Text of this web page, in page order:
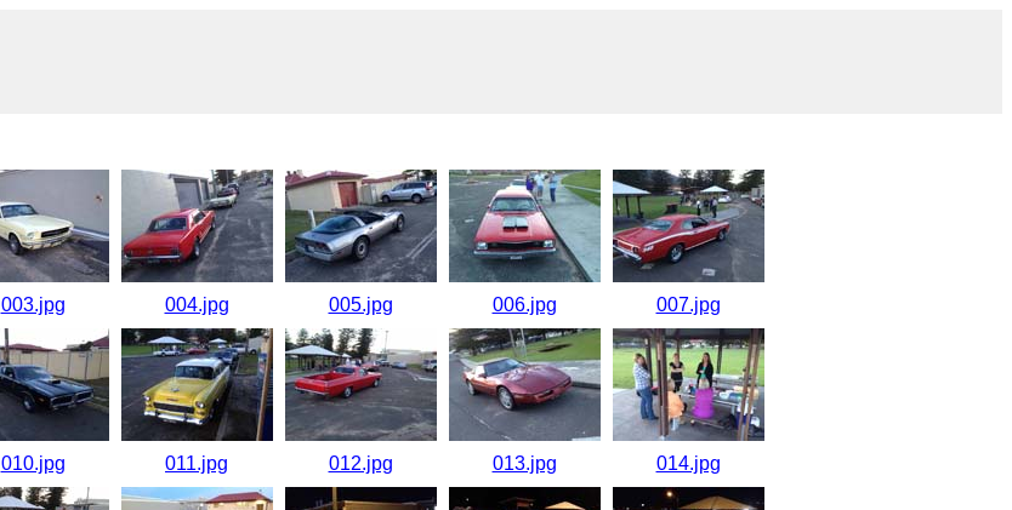
003.jpg 004.jpg 005.jpg 006.jpg 007.jpg
010.jpg 011.jpg 012.jpg 013.jpg 014.jpg